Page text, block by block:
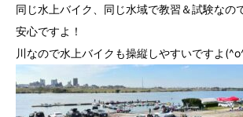
同じ水上バイク、同じ水域で教習＆試験なの
安心ですよ！
川なので水上バイクも操縦しやすいですよ